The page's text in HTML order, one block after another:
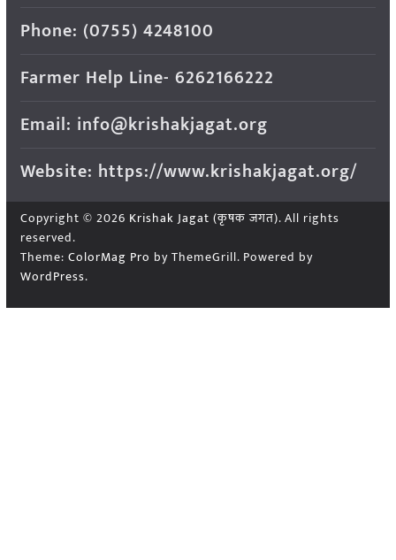
Phone: (0755) 4248100
Farmer Help Line- 6262166222
Email: info@krishakjagat.org
Website: https://www.krishakjagat.org/
Copyright © 2026 Krishak Jagat (कृषक जगत). All rights
reserved.
Theme: ColorMag Pro by ThemeGrill. Powered by
WordPress.